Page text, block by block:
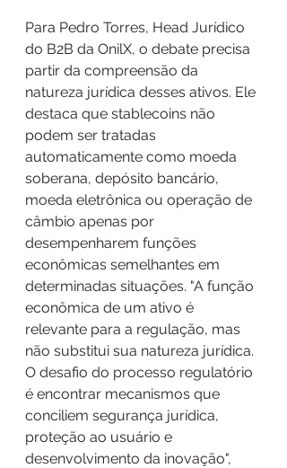
Para Pedro Torres, Head Jurídico
do B2B da OnilX, o debate precisa
partir da compreensão da
natureza jurídica desses ativos. Ele
destaca que stablecoins não
podem ser tratadas
automaticamente como moeda
soberana, depósito bancário,
moeda eletrônica ou operação de
câmbio apenas por
desempenharem funções
econômicas semelhantes em
determinadas situações. "A função
econômica de um ativo é
relevante para a regulação, mas
não substitui sua natureza jurídica.
O desafio do processo regulatório
é encontrar mecanismos que
conciliem segurança jurídica,
proteção ao usuário e
desenvolvimento da inovação",